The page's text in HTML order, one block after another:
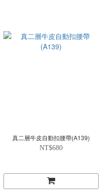
真二層牛皮自動扣腰帶(A139)
NT$680